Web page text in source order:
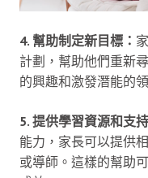
4. 幫助制定新目標：
計劃，幫助他們重新
的興趣和激發潛能的
5. 提供學習資源和支持
能力，家長可以提供
或導師。這樣的幫助